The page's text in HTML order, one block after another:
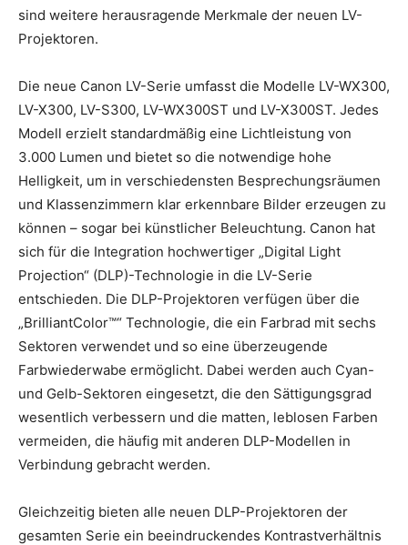
sind weitere herausragende Merkmale der neuen LV-
Projektoren.
Die neue Canon LV-Serie umfasst die Modelle LV-WX300,
LV-X300, LV-S300, LV-WX300ST und LV-X300ST. Jedes
Modell erzielt standardmäßig eine Lichtleistung von
3.000 Lumen und bietet so die notwendige hohe
Helligkeit, um in verschiedensten Besprechungsräumen
und Klassenzimmern klar erkennbare Bilder erzeugen zu
können – sogar bei künstlicher Beleuchtung. Canon hat
sich für die Integration hochwertiger „Digital Light
Projection“ (DLP)-Technologie in die LV-Serie
entschieden. Die DLP-Projektoren verfügen über die
„BrilliantColor™“ Technologie, die ein Farbrad mit sechs
Sektoren verwendet und so eine überzeugende
Farbwiederwabe ermöglicht. Dabei werden auch Cyan-
und Gelb-Sektoren eingesetzt, die den Sättigungsgrad
wesentlich verbessern und die matten, leblosen Farben
vermeiden, die häufig mit anderen DLP-Modellen in
Verbindung gebracht werden.
Gleichzeitig bieten alle neuen DLP-Projektoren der
gesamten Serie ein beeindruckendes Kontrastverhältnis